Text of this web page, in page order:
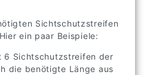
Sichtschutzstreifen
ein paar Beispiele:
6 Sichtschutzstreifen der
die benötigte Länge aus